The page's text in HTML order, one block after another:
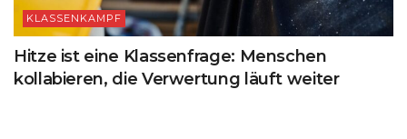
KLASSENKAMPF
Hitze ist eine Klassenfrage: Menschen
kollabieren, die Verwertung läuft weiter